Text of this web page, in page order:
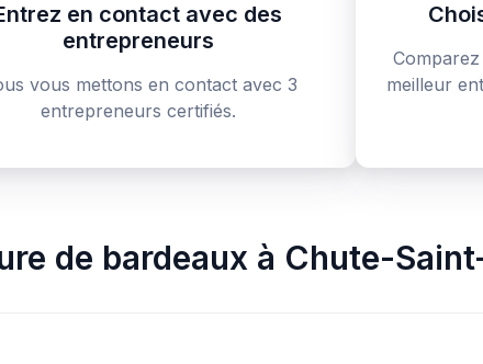
en contact avec des
entrepreneurs
vous mettons en contact avec 3
entrepreneurs certifiés.
meilleur
de bardeaux à Chute-